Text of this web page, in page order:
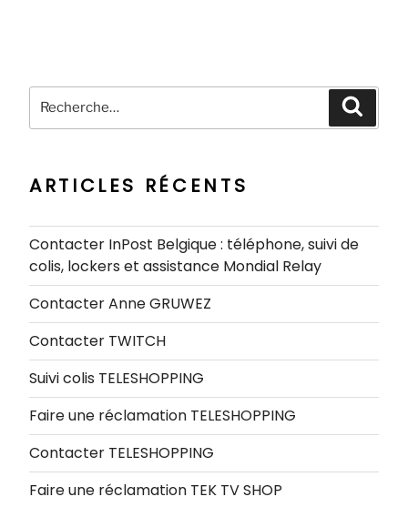
Recherche
pour
ARTICLES RÉCENTS
Contacter InPost Belgique : téléphone, suivi de
colis, lockers et assistance Mondial Relay
Contacter Anne GRUWEZ
Contacter TWITCH
Suivi colis TELESHOPPING
Faire une réclamation TELESHOPPING
Contacter TELESHOPPING
Faire une réclamation TEK TV SHOP